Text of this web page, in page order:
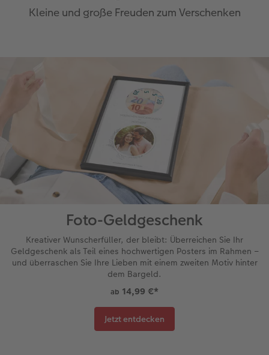
Kleine und große Freuden zum Verschenken
Foto-Geldgeschenk
Kreativer Wunscherfüller, der bleibt: Überreichen Sie Ihr
Geldgeschenk als Teil eines hochwertigen Posters im Rahmen –
und überraschen Sie Ihre Lieben mit einem zweiten Motiv hinter
dem Bargeld.
ab 14,99 €*
Jetzt entdecken